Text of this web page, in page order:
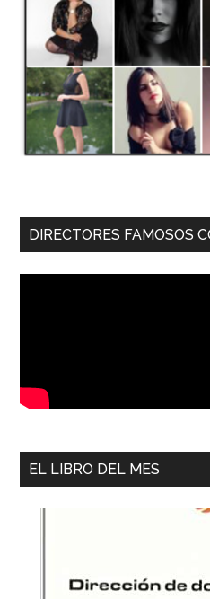
DIRECTORES FAMOSOS
EL LIBRO DEL MES